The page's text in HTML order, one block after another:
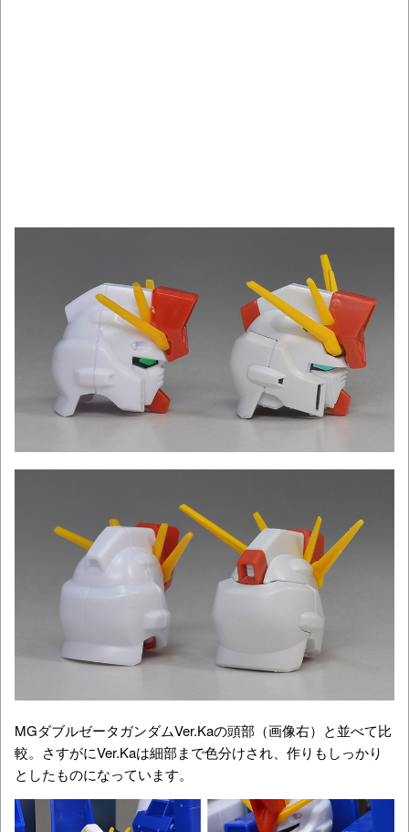
MGダブルゼータガンダムVer.Kaの頭部（画像右）と並べて比
較。さすがにVer.Kaは細部まで色分けされ、作りもしっかり
としたものになっています。